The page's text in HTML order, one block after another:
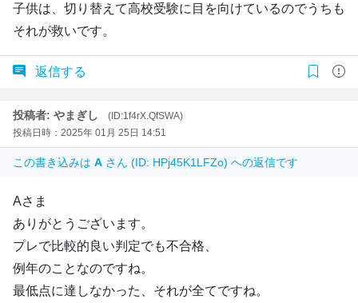
子供は、切り替えて高校受験に目を向けているのでうちも
それが救いです。
返信する
投稿者: やまぎし
(ID:1f4rX.QfSWA)
投稿日時：2025年 01月 25日 14:51
この書き込みは A さん (ID: HPj45K1LFZo) への返信です
Aさま
ありがとうございます。
プレで比較的良い判定でも不合格、
例年のことなのですね。
最低点に達しなかった、それが全てですね。